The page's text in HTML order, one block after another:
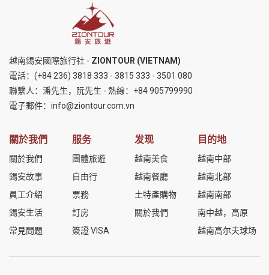
越南錫安國際旅行社 - ZIONTOUR (VIETNAM)
電話： (+84 236) 3818 333 - 3815 333 - 3501 080
聯繫人：潘先生，阮先生 - 熱線： +84 905799990
電子郵件： info@ziontour.com.vn
關於我們
關於我們
錫安故事
員工介紹
錫安生活
常見問題
服务
團體旅遊
自由行
票務
訂房
簽證 VISA
发现
越南美食
越南餐廳
土特產購物
關於我們
目的地
越南中部
越南北部
越南南部
南中越，高原
越南高尔夫球场